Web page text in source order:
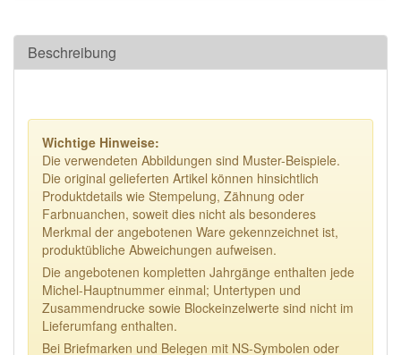
Beschreibung
Wichtige Hinweise:
Die verwendeten Abbildungen sind Muster-Beispiele.
Die original gelieferten Artikel können hinsichtlich
Produktdetails wie Stempelung, Zähnung oder
Farbnuanchen, soweit dies nicht als besonderes
Merkmal der angebotenen Ware gekennzeichnet ist,
produktübliche Abweichungen aufweisen.
Die angebotenen kompletten Jahrgänge enthalten jede
Michel-Hauptnummer einmal; Untertypen und
Zusammendrucke sowie Blockeinzelwerte sind nicht im
Lieferumfang enthalten.
Bei Briefmarken und Belegen mit NS-Symbolen oder